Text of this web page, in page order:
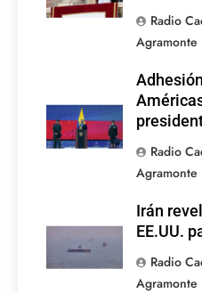
Radio
Agramonte
Radio
Agramonte
Irán
EE.UU.
Radio
Agramonte